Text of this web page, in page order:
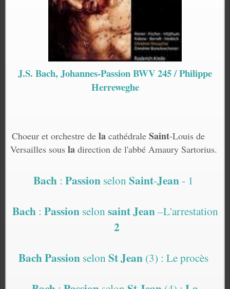
J.S. Bach, Johannes-Passion BWV 245 / Philippe
Herreweghe
Choeur et orchestre de la cathédrale Saint-Louis de
Versailles sous la direction de l'abbé Amaury Sartorius.
Bach: Passionselon Saint-Jean- 1
Bach: Passionselon saint Jean–L'arrestation
2
Bach Passionselon St Jean(3) : Le procès